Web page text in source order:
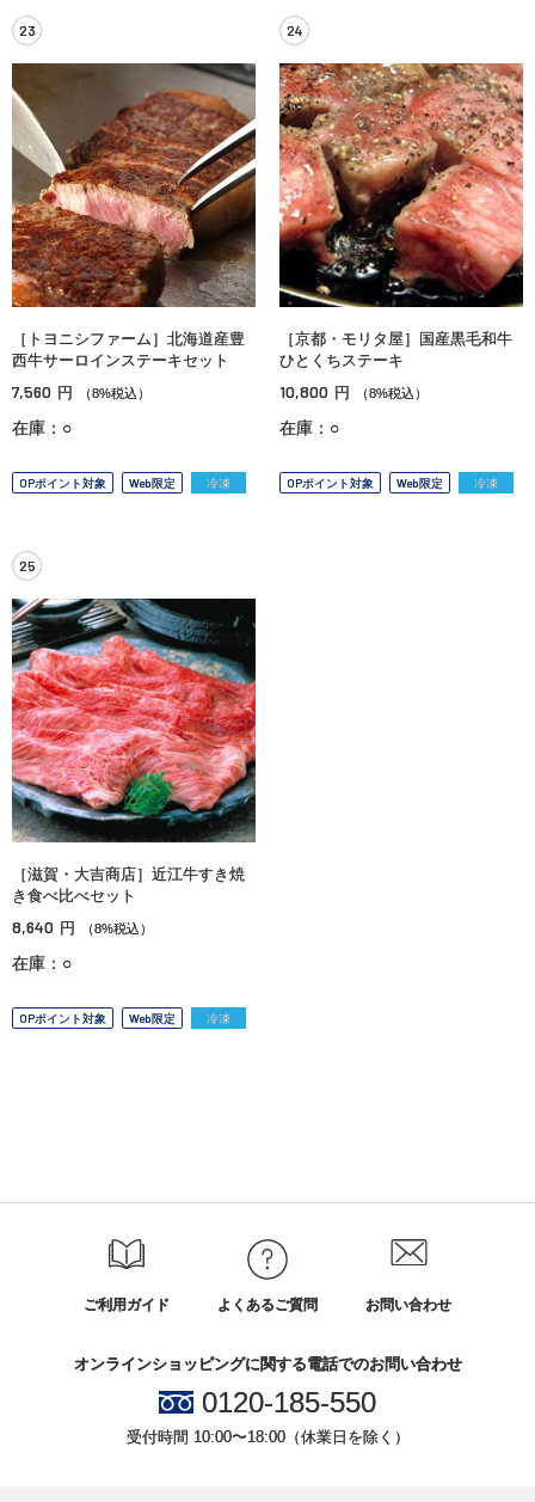
23
［トヨニシファーム］北海道産豊
西牛サーロインステーキセット
7,560 円 （8%税込）
在庫：○
OPポイント対象 Web限定 冷凍
24
［京都・モリタ屋］国産黒毛和牛
ひとくちステーキ
10,800 円 （8%税込）
在庫：○
OPポイント対象 Web限定 冷凍
25
［滋賀・大吉商店］近江牛すき焼
き食べ比べセット
8,640 円 （8%税込）
在庫：○
OPポイント対象 Web限定 冷凍
ご利用ガイド よくあるご質問 お問い合わせ
オンラインショッピングに関する電話でのお問い合わせ
0120-185-550
受付時間 10:00〜18:00（休業日を除く）